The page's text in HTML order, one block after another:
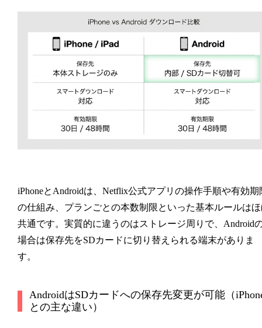
iPhoneとAndroidは、Netflix公式アプリの操作手順や有効期
の仕組み、プランごとの本数制限といった基本ルールは
共通です。実質的に違うのはストレージ周りで、Android
場合は保存先をSDカードに切り替えられる端末がありま
す。
AndroidはSDカードへの保存先変更が可能（
との主な違い）